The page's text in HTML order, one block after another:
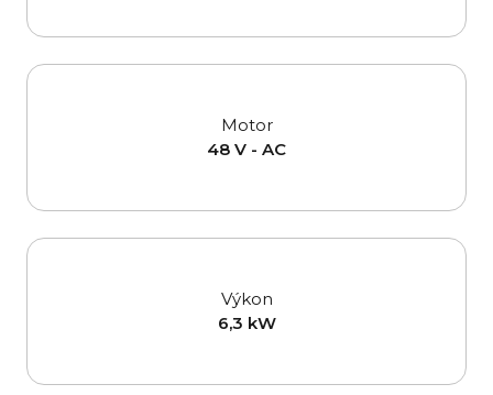
Motor
48 V - AC
Výkon
6,3 kW